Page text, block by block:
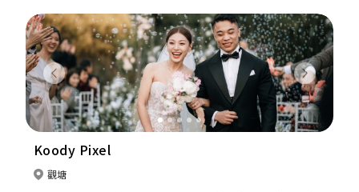
Previous Next
Koody Pixel
觀塘